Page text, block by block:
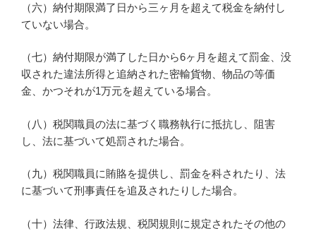
（六）納付期限満了日から三ヶ月を超えて税金を納付し
ていない場合。
（七）納付期限が満了した日から6ヶ月を超えて罰金、没
収された違法所得と追納された密輸貨物、物品の等価
金、かつそれが1万元を超えている場合。
（八）税関職員の法に基づく職務執行に抵抗し、阻害
し、法に基づいて処罰された場合。
（九）税関職員に賄賂を提供し、罰金を科されたり、法
に基づいて刑事責任を追及されたりした場合。
（十）法律、行政法規、税関規則に規定されたその他の